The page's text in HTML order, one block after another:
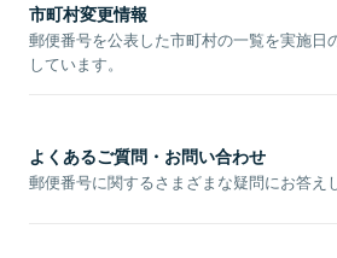
市町村変更情報
郵便番号を公表した市町村の一覧を実施日
しています。
よくあるご質問・お問い合わせ
郵便番号に関するさまざまな疑問にお答え